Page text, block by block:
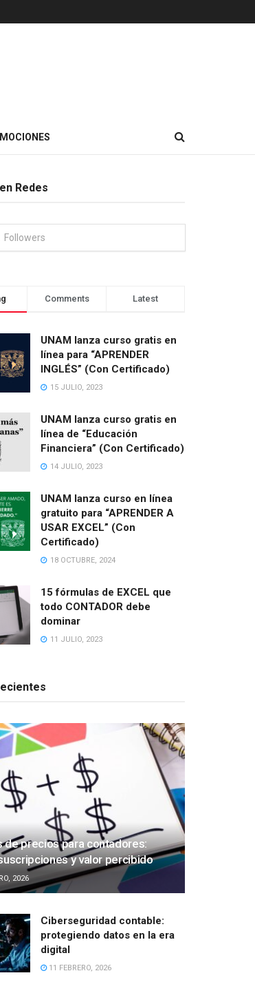
Redes
Followers
Comments Latest
UNAM lanza curso gratis en
línea para “APRENDER
INGLÉS” (Con Certificado)
15 JULIO, 2023
UNAM lanza curso gratis en
línea de “Educación
Financiera” (Con Certificado)
14 JULIO, 2023
UNAM lanza curso en línea
gratuito para “APRENDER A
USAR EXCEL” (Con
Certificado)
18 OCTUBRE, 2024
15 fórmulas de EXCEL que
todo CONTADOR debe
dominar
11 JULIO, 2023
de precios para contadores:
y valor percibido
2026
Ciberseguridad contable:
protegiendo datos en la era
digital
11 FEBRERO, 2026